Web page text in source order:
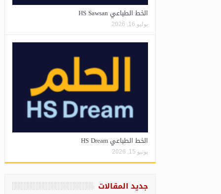
الخط الطباعي HS Sawsan
يوليو 16, 2026
الخط الطباعي HS Dream
يونيو 15, 2026
جديد المقالات